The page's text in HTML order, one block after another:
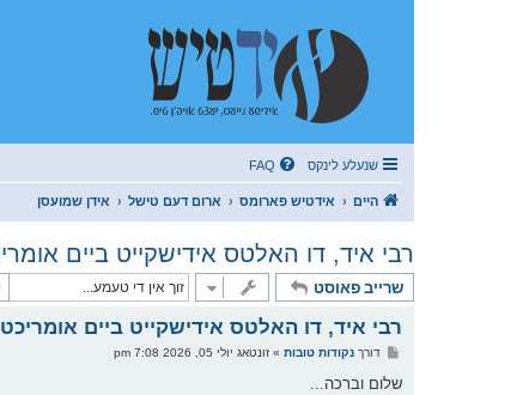
שנעלע לינקס FAQ
היים אידטיש פארומס ארום דעם טישל אידן שמועסן
רבי איד, דו האלטס אידישקייט ביים
שרייב פאוסט
רבי איד, דו האלטס אידישקייט ביים
פ
ו
דורך נקודות טובות» זונטאג יולי 05, 2026 7:08 pm
שלום וברכה...